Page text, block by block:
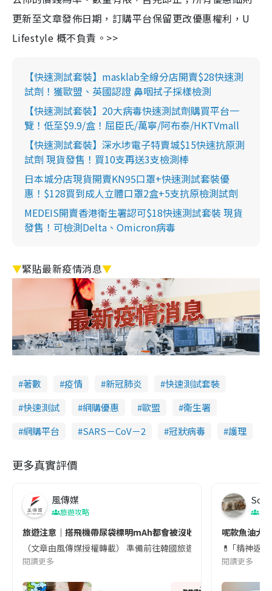
更新至文章發佈日期，訂購平台保留更改優惠權利，U
Lifestyle 概不負責。>>
【快速測試套裝】masklab全線分店開賣$28快速測
試劑！獲歐盟、英國認證 鼻咽拭子採樣檢測
【快速測試套裝】20大病毒快速測試劑購買平台一
覽！低至$9.9/盒！屈臣氏/萬寧/阿布泰/HKTVmall
【快速測試套裝】深水埗電子特賣城$15快速抗原測
試劑 現貨發售！買10支再送3支檢測棒
日本城分店現貨開賣KN95口罩+快速測試套裝優
惠！$128買到成人立體口罩2盒+5支抗原檢測試劑
MEDEIS開賣香港衛生署認可$18快速測試套裝 現貨
發售！可檢測Delta、Omicron病毒
▼緊貼最新疫情消息▼
著數 疫情 新冠肺炎
快速測試套裝
快速測試
網購優惠 歐盟
衞生署
網購平台
SARS－CoV－2 冠狀病毒 護理
更多真實評價
風傳媒
旅遊攻略
旅遊注意｜搭飛機帶尿袋標明mAh都會被沒收😱出發前切記檢查
（文章由風傳媒授權轉載） 準備前往韓國旅遊的民眾，近期要
閱讀更多
Soul
呢款魚油大
💊 ｢精神返
閱讀更多